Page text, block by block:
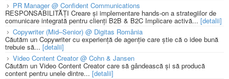
PR Manager @ Confident Communications
RESPONSABILITĂȚI Creare și implementare hands-on a strategiilor de
comunicare integrată pentru clienți B2B & B2C Implicare activă... [detalii]
Copywriter (Mid–Senior) @ Digitas România
Căutăm un Copywriter cu experiență de agenție care știe că o idee bună
trebuie să... [detalii]
Video Content Creator @ Cohn & Jansen
Căutăm un Video Content Creator care să gândească și să producă
content pentru unele dintre... [detalii]